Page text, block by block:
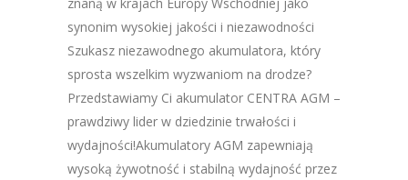
synonim wysokiej jakości i niezawodności
Szukasz niezawodnego akumulatora, który
sprosta wszelkim wyzwaniom na drodze?
Przedstawiamy Ci akumulator CENTRA AGM –
prawdziwy lider w dziedzinie trwałości i
wydajności!Akumulatory AGM zapewniają
wysoką żywotność i stabilną wydajność przez